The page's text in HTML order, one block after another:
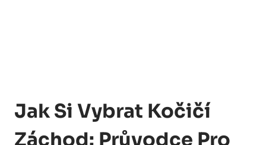
Jak Si Vybrat Kočičí
Záchod: Průvodce Pro